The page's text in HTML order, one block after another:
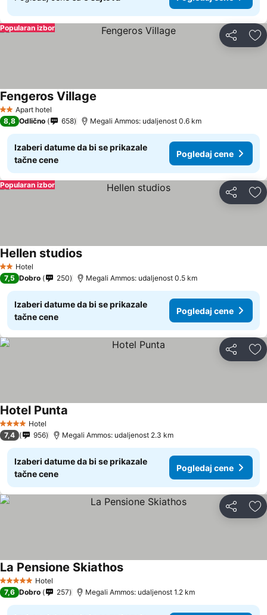
Deli
Popularan izbor
2 Zvezdice
Apart hotel
Fengeros Village
8,8 Odlično 658 Megali Ammos: udaljenost 0.6 km
Izaberi datume da bi se prikazale
tačne cene
Pogledaj cene
Deli
Popularan izbor
2 Zvezdice
Hotel
Hellen studios
7,5 Dobro 250 Megali Ammos: udaljenost 0.5 km
Izaberi datume da bi se prikazale
tačne cene
Pogledaj cene
Deli
4 ZvezdiceHotel
Hotel Punta
7,4 956 Megali Ammos: udaljenost 2.3 km
Izaberi datume da bi se prikazale
tačne cene
Pogledaj cene
Deli
5 ZvezdiceHotel
La Pensione Skiathos
7,6 Dobro 257 Megali Ammos: udaljenost 1.2 km